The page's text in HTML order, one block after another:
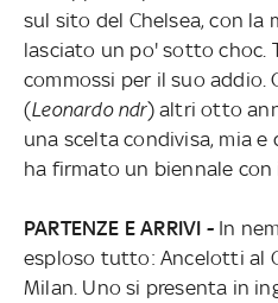
sul sito del Chelsea, con la
lasciato un po' sotto choc.
commossi per il suo addio.
(Leonardo ndr) altri otto
una scelta condivisa, mia
ha firmato un biennale con
PARTENZE E ARRIVI -In
esploso tutto: Ancelotti al
Milan. Uno si presenta in